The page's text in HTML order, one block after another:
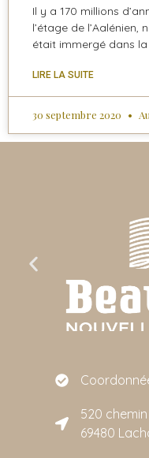
Il y a 170 millions
l’étage de l’Aalénien,
était immergé dans
LIRE LA SUITE
30 septembre 2020
520
69480